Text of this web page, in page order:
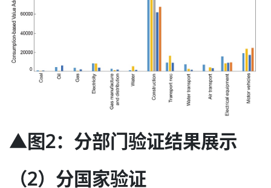
▲图2：分部门验证结果展示
（2）分国家验证